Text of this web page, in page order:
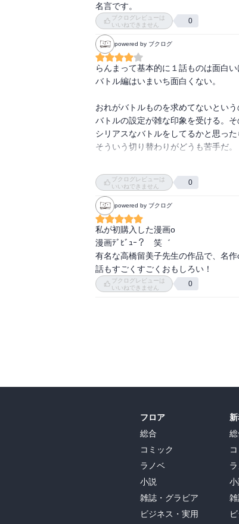
名言です。
ブクログレビューは
いいねできません
0
powered by ブクログ
らんまって基本的に１話ものは面白
バトル編はいまいち面白くない。
おれがバトルものを求めてないとい
バトルの設定が雑な印象を受ける。
シリアスなバトルをしてるかと思っ
そういう切り替わりがどうも苦手だ。
どっちかにしてほしい。
でも、彼女の描くコメディは大好きだ
・水をかぶったら姿が変わっちゃう。
・闘気を吸い取る５円玉
・かすみさん管理人さんとかぶる。
・いつも強気ならんま→自信って大事
ブクログレビューは
いいねできません
0
powered by ブクログ
私が初購入した漫画о
漫画ﾃﾞﾋﾞｭｰ？　笑゛
有名な高橋留美子先生の作品で、名作
話もすごくすごくおもしろい！
ブクログレビューは
いいねできません
0
フロア
総合
コミック
ラノベ
小説
雑誌・グラビア
ビジネス・実用
小